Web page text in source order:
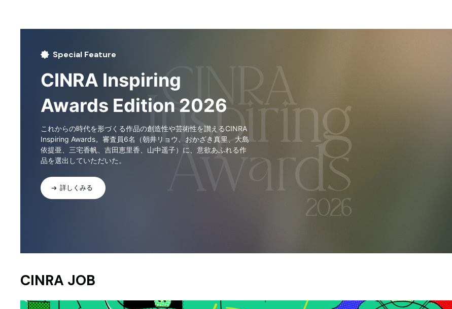
Special Feature
CINRA Inspiring
Awards Edition 2026
これからの時代を形づくる作品の創造性や芸術性を讃えるCINRA
Inspiring Awards。審査員6名（朝井リョウ、おかざき真里、大島
依提亜、三宅香帆、吉田恵里香、山中遥子）に、意欲あふれる作
品を選出していただいた。
詳しくみる
CINRA JOB